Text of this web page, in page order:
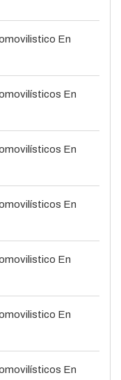
En
En
En
En
En
En
En